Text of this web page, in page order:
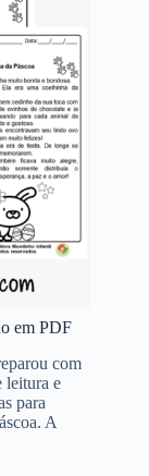
em PDF
com
leitura e
para
A